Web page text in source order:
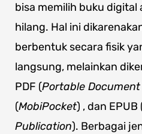
bisa memilih buku digital
hilang. Hal ini
berbentuk secara fisik
langsung, melainkan
PDF (Portable
(MobiPocket) , dan EPUB
Publication). Berbagai